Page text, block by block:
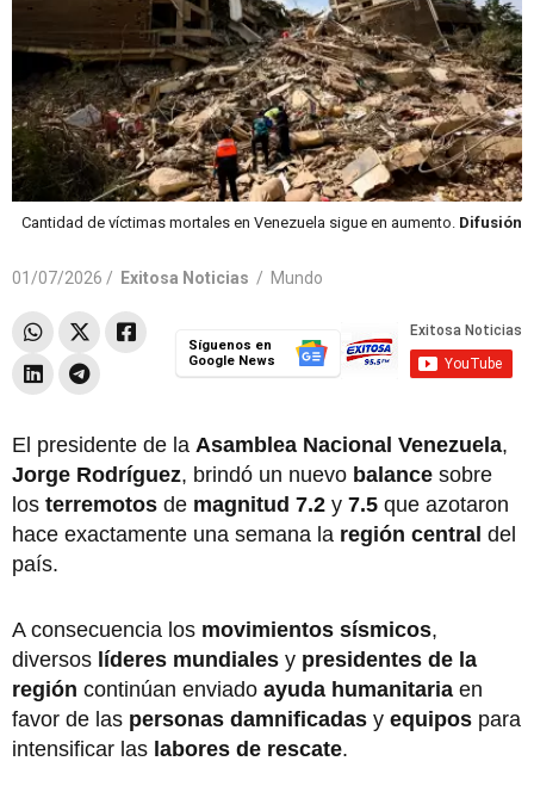
Cantidad de víctimas mortales en Venezuela sigue en aumento. Difusión
01/07/2026 / Exitosa Noticias / Mundo
Síguenos en
Google News
El presidente de la Asamblea Nacional Venezuela,
Jorge Rodríguez, brindó un nuevo balance sobre
los terremotos de magnitud 7.2 y 7.5 que azotaron
hace exactamente una semana la región central del
país.
A consecuencia los movimientos sísmicos,
diversos líderes mundiales y presidentes de la
región continúan enviado ayuda humanitaria en
favor de las personas damnificadas y equipos para
intensificar las labores de rescate.